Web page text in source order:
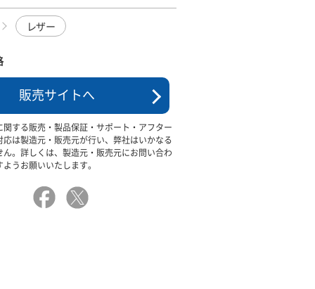
レザー
販売サイトへ
関する販売・製品保証・サポート・アフター
応は製造元・販売元が行い、弊社はいかなる
ん。詳しくは、製造元・販売元にお問い合わ
うお願いいたします。